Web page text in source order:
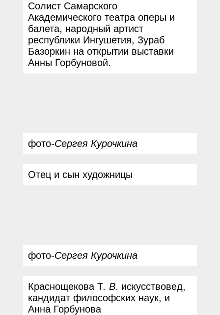
Солист Самарского
Академического театра оперы и
балета, народный артист
республики Ингушетия, Зураб
Базоркин на открытии выставки
Анны Горбуновой.
фото-Сергея Курочкина
Отец и сын художницы
фото-Сергея Курочкина
Краснощекова Т. В. искусствовед,
кандидат философских наук, и
Анна Горбунова